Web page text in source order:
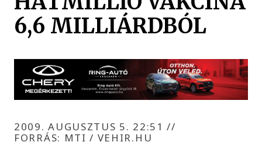
6,6 MILLIÁRDBÓL
2009. AUGUSZTUS 5. 22:51//
FORRÁS: MTI / VEHIR.HU